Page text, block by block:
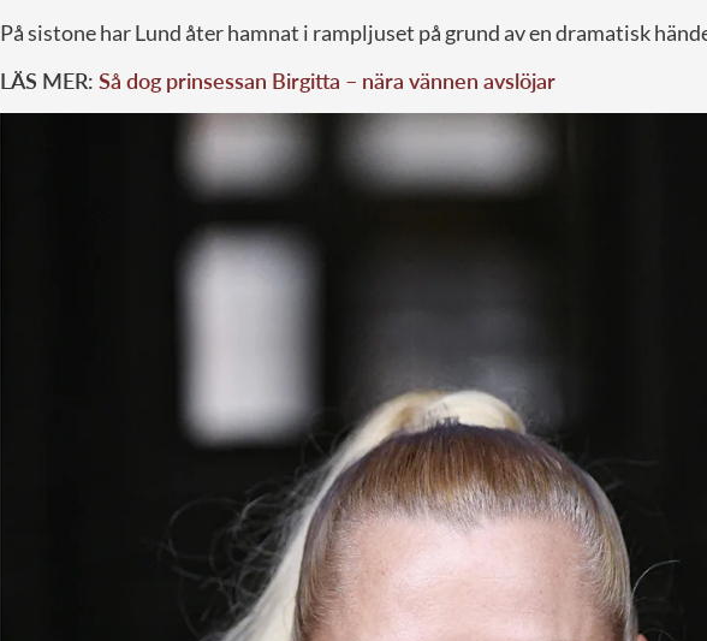
På sistone har Lund åter hamnat i rampljuset på grund av en dramatisk
LÄS MER: Så dog prinsessan Birgitta – nära vännen avslöjar